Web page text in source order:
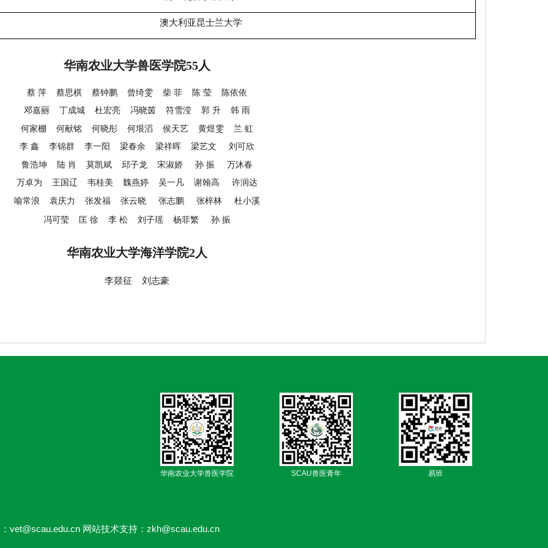
澳大利亚昆士兰大学
华南农业大学兽医学院55人
蔡 萍 蔡思棋 蔡钟鹏 曾绮雯 柴 菲 陈 莹 陈依依
邓嘉丽 丁成城 杜宏亮 冯晓茵 符雪滢 郭 升 韩 雨
何家棚 何献铭 何晓彤 何垠滔 侯天艺 黄煜雯 兰 虹
李 鑫 李锦群 李一阳 梁春余 梁祥晖 梁艺文 刘可欣
鲁浩坤 陆 肖 莫凯斌 邱子龙 宋淑娇 孙 振 万沐春
万卓为 王国辽 韦桂美 魏燕婷 吴一凡 谢翰高 许润达
喻常浪 袁庆力 张发福 张云晓 张志鹏 张梓林 杜小溪
冯可莹 匡 徐 李 松 刘子瑶 杨菲繁 孙 振
华南农业大学海洋学院2人
李燚征 刘志豪
华南农业大学兽医学院 SCAU兽医青年 易班
vet@scau.edu.cn 网站技术支持：zkh@scau.edu.cn